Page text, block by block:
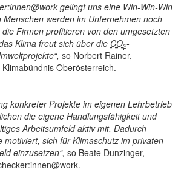
gelingt uns eine Win-Win-Win
Menschen werden im Unternehmen noch
Firmen profitieren von den umgesetzten
Klima freut sich über die CO2-
so Norbert Rainer,
Oberösterreich.
konkreter Projekte im eigenen Lehrbetrieb
die eigene Handlungsfähigkeit und
Arbeitsumfeld aktiv mit. Dadurch
motiviert, sich für Klimaschutz im privaten
einzusetzen“, so Beate Dunzinger,